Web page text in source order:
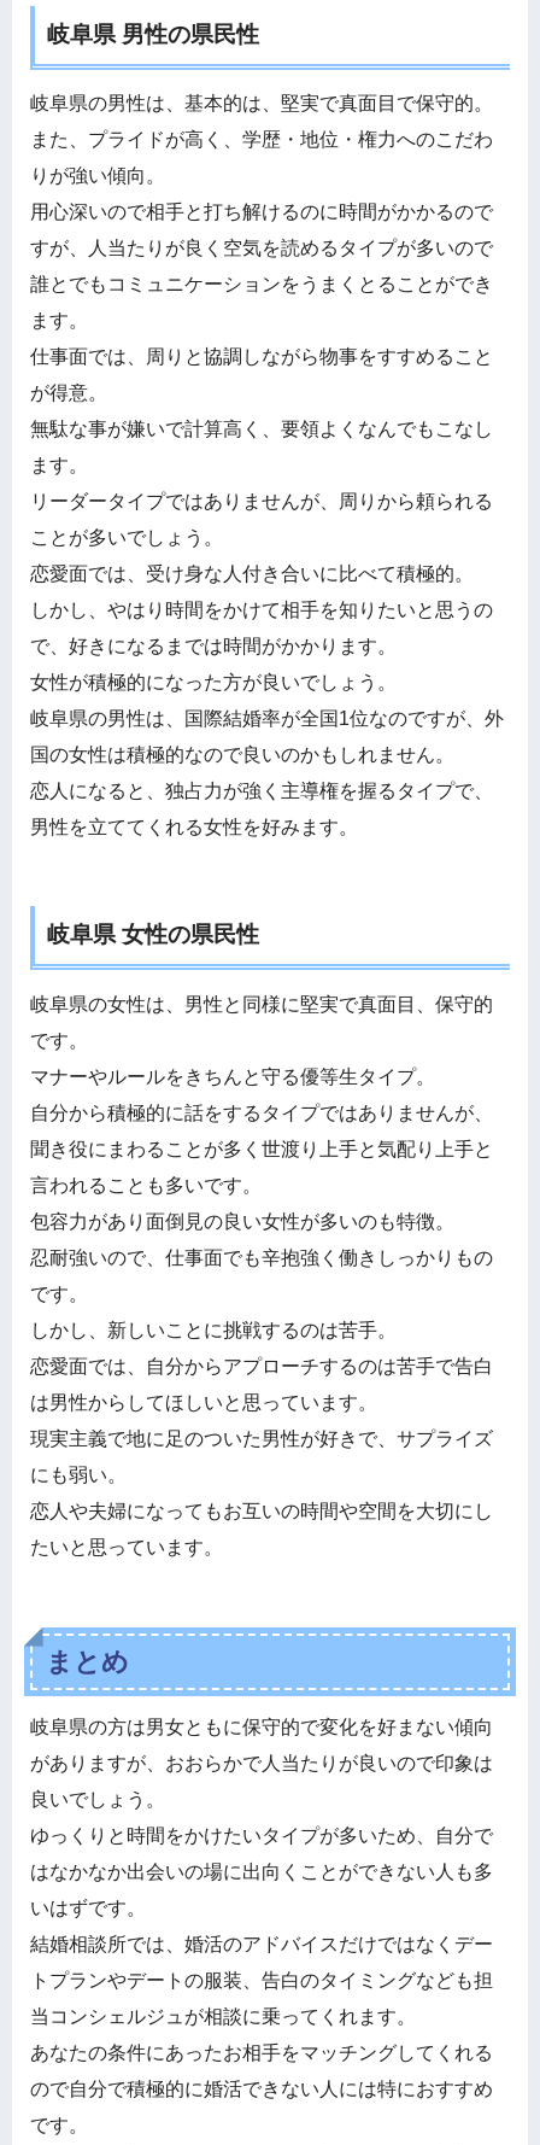
岐阜県 男性の県民性
岐阜県の男性は、基本的は、堅実で真面目で保守的。
また、プライドが高く、学歴・地位・権力へのこだわ
りが強い傾向。
用心深いので相手と打ち解けるのに時間がかかるので
すが、人当たりが良く空気を読めるタイプが多いので
誰とでもコミュニケーションをうまくとることができ
ます。
仕事面では、周りと協調しながら物事をすすめること
が得意。
無駄な事が嫌いで計算高く、要領よくなんでもこなし
ます。
リーダータイプではありませんが、周りから頼られる
ことが多いでしょう。
恋愛面では、受け身な人付き合いに比べて積極的。
しかし、やはり時間をかけて相手を知りたいと思うの
で、好きになるまでは時間がかかります。
女性が積極的になった方が良いでしょう。
岐阜県の男性は、国際結婚率が全国1位なのですが、外
国の女性は積極的なので良いのかもしれません。
恋人になると、独占力が強く主導権を握るタイプで、
男性を立ててくれる女性を好みます。
岐阜県 女性の県民性
岐阜県の女性は、男性と同様に堅実で真面目、保守的
です。
マナーやルールをきちんと守る優等生タイプ。
自分から積極的に話をするタイプではありませんが、
聞き役にまわることが多く世渡り上手と気配り上手と
言われることも多いです。
包容力があり面倒見の良い女性が多いのも特徴。
忍耐強いので、仕事面でも辛抱強く働きしっかりもの
です。
しかし、新しいことに挑戦するのは苦手。
恋愛面では、自分からアプローチするのは苦手で告白
は男性からしてほしいと思っています。
現実主義で地に足のついた男性が好きで、サプライズ
にも弱い。
恋人や夫婦になってもお互いの時間や空間を大切にし
たいと思っています。
まとめ
岐阜県の方は男女ともに保守的で変化を好まない傾向
がありますが、おおらかで人当たりが良いので印象は
良いでしょう。
ゆっくりと時間をかけたいタイプが多いため、自分で
はなかなか出会いの場に出向くことができない人も多
いはずです。
結婚相談所では、婚活のアドバイスだけではなくデー
トプランやデートの服装、告白のタイミングなども担
当コンシェルジュが相談に乗ってくれます。
あなたの条件にあったお相手をマッチングしてくれる
ので自分で積極的に婚活できない人には特におすすめ
です。